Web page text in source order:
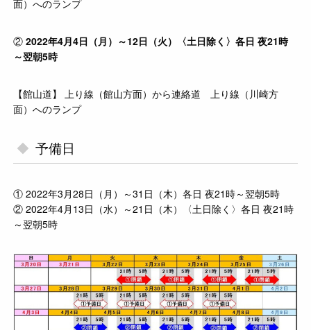
面）へのランプ
②2022年4月4日（月）～12日（火）〈土日除く〉各日 夜21時
～翌朝5時
【館山道】 上り線（館山方面）から連絡道 上り線（川崎方
面）へのランプ
予備日
① 2022年3月28日（月）～31日（木）各日 夜21時～翌朝5時
② 2022年4月13日（水）～21日（木）〈土日除く〉各日 夜21時
～翌朝5時